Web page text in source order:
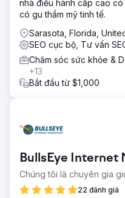
nhà điều hành cấp cao
có gu thẩm mỹ tinh tế.
Sarasota, Florida,
SEO cục bộ, Tư vấn
Chăm sóc sức khỏe &
+13
Bắt đầu từ $1,000
BullsEye Internet
Chúng tôi là chuyên gia
22 đánh giá